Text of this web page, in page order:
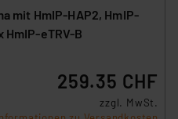
HmIP-HAP2, HmIP-
2, 4x HmIP-eTRV-B
259.35 CHF
zzgl. MwSt.